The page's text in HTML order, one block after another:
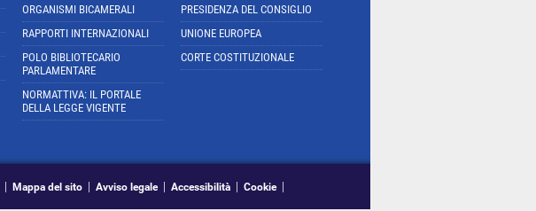
ORGANISMI BICAMERALI
RAPPORTI INTERNAZIONALI
POLO BIBLIOTECARIO
PARLAMENTARE
NORMATTIVA: IL PORTALE
DELLA LEGGE VIGENTE
PRESIDENZA DEL CONSIGLIO
UNIONE EUROPEA
CORTE COSTITUZIONALE
Mappa del sito Avviso legale Accessibilità Cookie